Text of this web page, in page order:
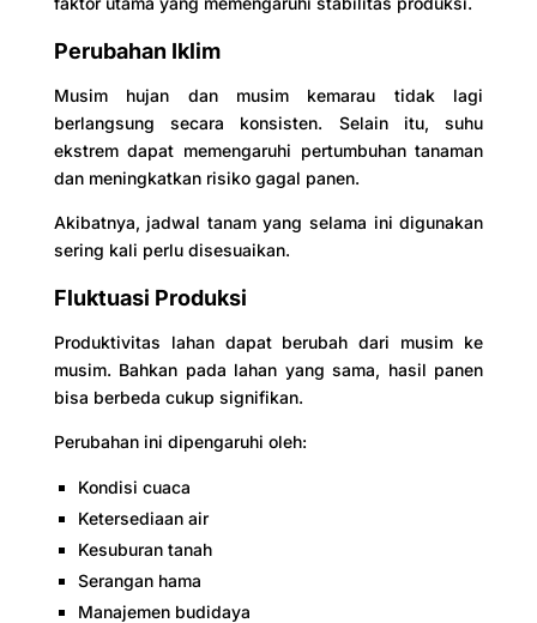
Perubahan Iklim
Musim hujan dan musim kemarau tidak lagi
berlangsung secara konsisten. Selain itu, suhu
ekstrem dapat memengaruhi pertumbuhan tanaman
dan meningkatkan risiko gagal panen.
Akibatnya, jadwal tanam yang selama ini digunakan
sering kali perlu disesuaikan.
Fluktuasi Produksi
Produktivitas lahan dapat berubah dari musim ke
musim. Bahkan pada lahan yang sama, hasil panen
bisa berbeda cukup signifikan.
Perubahan ini dipengaruhi oleh:
Kondisi cuaca
Ketersediaan air
Kesuburan tanah
Serangan hama
Manajemen budidaya